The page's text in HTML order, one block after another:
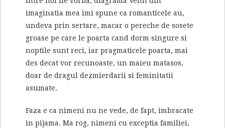
imaginatia mea imi spune ca romanticele au,
undeva prin sertare, macar o pereche de sosete
groase pe care le poarta cand dorm singure si
noptile sunt reci, iar pragmaticele poarta, mai
des decat vor recunoaste, un maieu matasos,
doar de dragul dezmierdarii si feminitatii
asumate.
Faza e ca nimeni nu ne vede, de fapt, imbracate
in pijama. Ma rog, nimeni cu exceptia familiei,